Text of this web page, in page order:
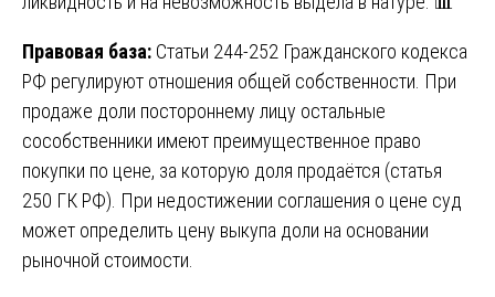
Правовая база: Статьи 244-252 Гражданского кодекса
РФ регулируют отношения общей собственности. При
продаже доли постороннему лицу остальные
сособственники имеют преимущественное право
покупки по цене, за которую доля продаётся (статья
250 ГК РФ). При недостижении соглашения о цене суд
может определить цену выкупа доли на основании
рыночной стоимости.